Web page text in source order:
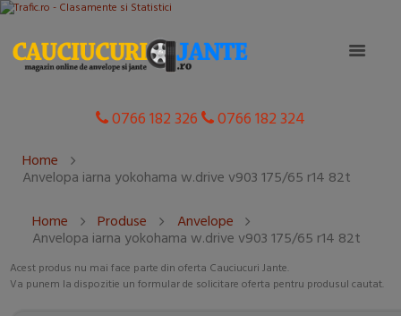
0766 182 326 0766 182 324
Home
Anvelopa iarna yokohama w.drive v903 175/65 r14 82t
Home
Produse Anvelope
Anvelopa iarna yokohama w.drive v903 175/65 r14 82t
Acest produs nu mai face parte din oferta Cauciucuri Jante.
Va punem la dispozitie un formular de solicitare oferta pentru produsul cautat.